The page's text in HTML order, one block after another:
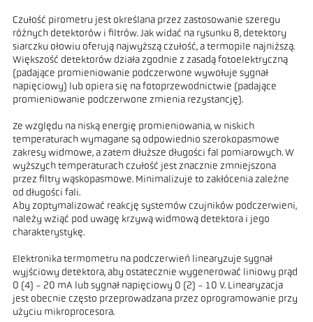
Czułość pirometru jest określana przez zastosowanie szeregu
różnych detektorów i filtrów. Jak widać na rysunku 8, detektory
siarczku ołowiu oferują najwyższą czułość, a termopile najniższą.
Większość detektorów działa zgodnie z zasadą fotoelektryczną
(padające promieniowanie podczerwone wywołuje sygnał
napięciowy) lub opiera się na fotoprzewodnictwie (padające
promieniowanie podczerwone zmienia rezystancję).
Ze względu na niską energię promieniowania, w niskich
temperaturach wymagane są odpowiednio szerokopasmowe
zakresy widmowe, a zatem dłuższe długości fal pomiarowych. W
wyższych temperaturach czułość jest znacznie zmniejszona
przez filtry wąskopasmowe. Minimalizuje to zakłócenia zależne
od długości fali.
Aby zoptymalizować reakcję systemów czujników podczerwieni,
należy wziąć pod uwagę krzywą widmową detektora i jego
charakterystykę.
Elektronika termometru na podczerwień linearyzuje sygnał
wyjściowy detektora, aby ostatecznie wygenerować liniowy prąd
0 (4) - 20 mA lub sygnał napięciowy 0 (2) - 10 V. Linearyzacja
jest obecnie często przeprowadzana przez oprogramowanie przy
użyciu mikroprocesora.